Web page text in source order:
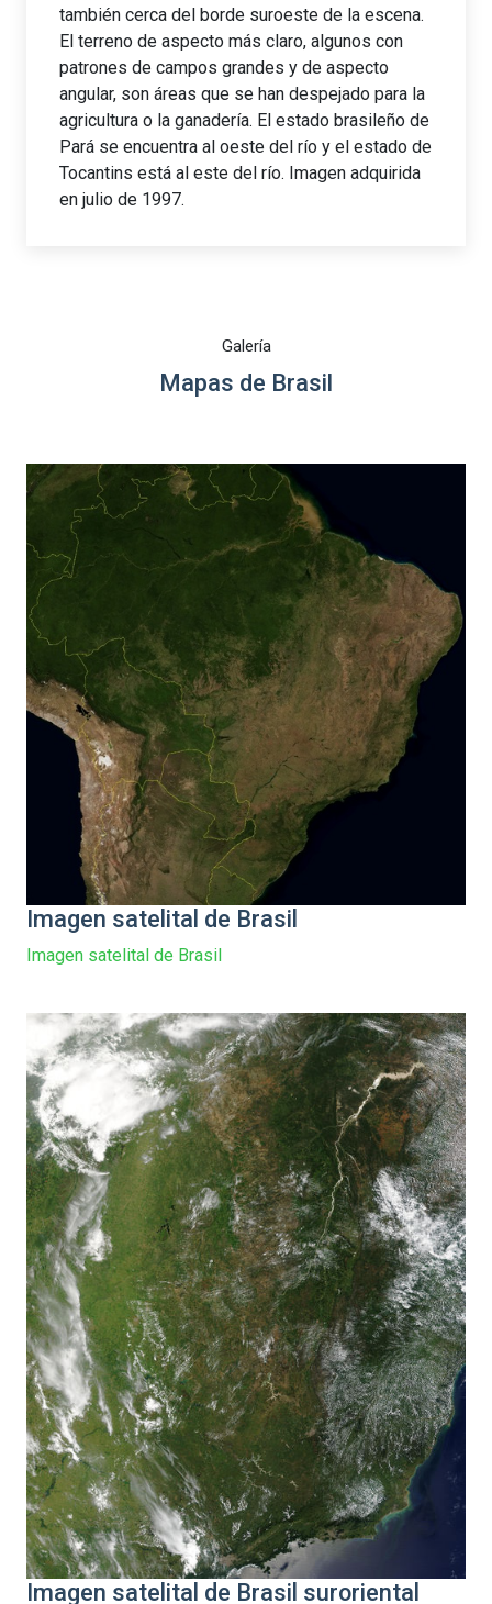
también cerca del borde suroeste de la escena.
El terreno de aspecto más claro, algunos con
patrones de campos grandes y de aspecto
angular, son áreas que se han despejado para la
agricultura o la ganadería. El estado brasileño de
Pará se encuentra al oeste del río y el estado de
Tocantins está al este del río. Imagen adquirida
en julio de 1997.
Galería
Mapas de Brasil
Imagen satelital de Brasil
Imagen satelital de Brasil
Imagen satelital de Brasil suroriental